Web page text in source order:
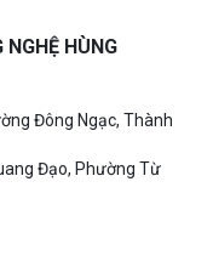
HÙNG
Đông Ngạc, Thành
Đạo, Phường Từ